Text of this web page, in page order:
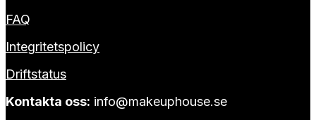
FAQ
Integritetspolicy
Driftstatus
Kontakta oss: info@makeuphouse.se